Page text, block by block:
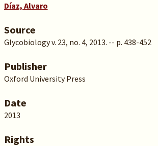
Díaz, Alvaro
Source
Glycobiology v. 23, no. 4, 2013. -- p. 438-452
Publisher
Oxford University Press
Date
2013
Rights